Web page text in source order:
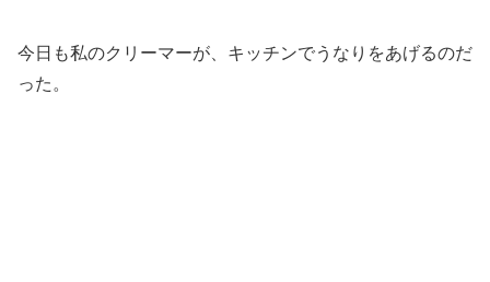
今日も私のクリーマーが、キッチンでうなりをあげるのだ
った。